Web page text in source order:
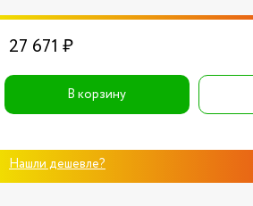
27 671 ₽
В корзину
Нашли дешевле?